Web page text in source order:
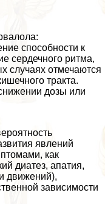
способности к
сердечного ритма,
случаях отмечаются
тpaкта.
дозы или
явлений
как
диатез, апатия,
движений),
зависимости